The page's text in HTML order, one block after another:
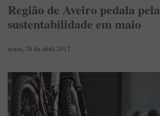
Região de Aveiro pedala pela
sustentabilidade em maio
sexta, 28 de abril 2017